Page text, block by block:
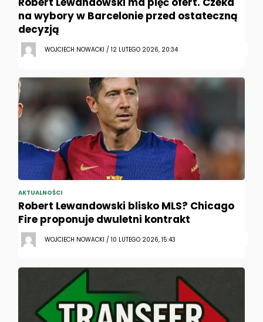
na wybory w Barcelonie przed ostateczną
decyzją
WOJCIECH NOWACKI / 12 LUTEGO 2026, 20:34
AKTUALNOŚCI
Robert Lewandowski blisko MLS? Chicago
Fire proponuje dwuletni kontrakt
WOJCIECH NOWACKI / 10 LUTEGO 2026, 15:43